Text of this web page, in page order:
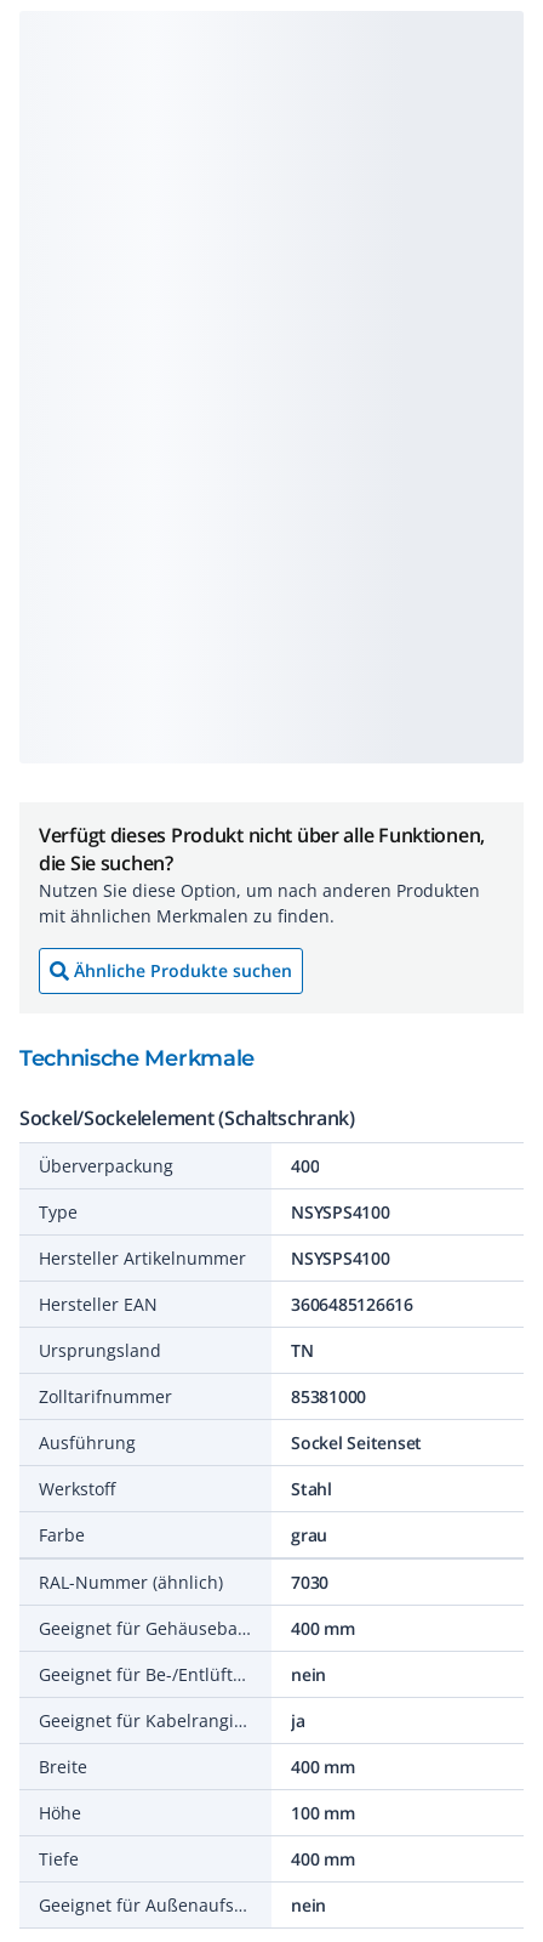
Verfügt dieses Produkt nicht über alle Funktionen,
die Sie suchen?
Nutzen Sie diese Option, um nach anderen Produkten
mit ähnlichen Merkmalen zu finden.
Ähnliche Produkte suchen
Technische Merkmale
Sockel/Sockelelement (Schaltschrank)
Überverpackung
400
Type
NSYSPS4100
Hersteller Artikelnummer
NSYSPS4100
Hersteller EAN
3606485126616
Ursprungsland
TN
Zolltarifnummer
85381000
Ausführung
Sockel Seitenset
Werkstoff
Stahl
Farbe
grau
RAL-Nummer (ähnlich)
7030
Geeignet für Gehäusebautiefe
400 mm
Geeignet für Be-/Entlüftung
nein
Geeignet für Kabelrangierung
ja
Breite
400 mm
Höhe
100 mm
Tiefe
400 mm
Geeignet für Außenaufstellung
nein